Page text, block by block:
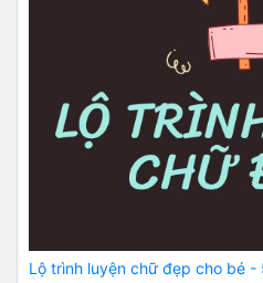
Lộ trình luyện chữ đẹp cho bé